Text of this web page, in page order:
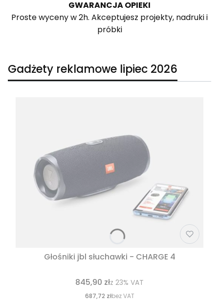
GWARANCJA OPIEKI
Proste wyceny w 2h. Akceptujesz projekty, nadruki i
próbki
Gadżety reklamowe lipiec 2026
Głośniki jbl słuchawki - CHARGE 4
845,90 złz 23% VAT
687,72 złbez VAT